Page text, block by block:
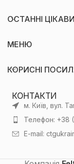
ОСТАННІ
МЕНЮ
КОРИСНІ
КОНТАКТИ
м. Київ, вул.
Телефон: +38
E-mail: